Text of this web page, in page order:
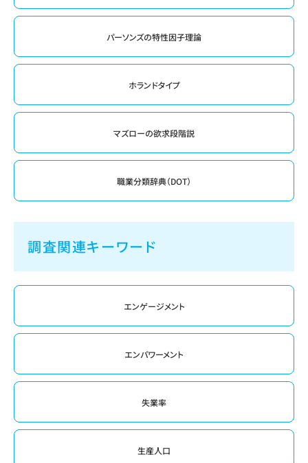
パーソンズの特性因子理論
ホランドタイプ
マズローの欲求段階説
職業分類辞典（DOT）
調査関連キーワード
エンゲージメント
エンパワーメント
失業率
生産人口